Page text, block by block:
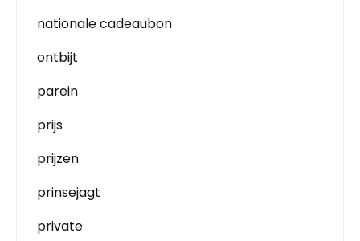
nationale cadeaubon
ontbijt
parein
prijs
prijzen
prinsejagt
private